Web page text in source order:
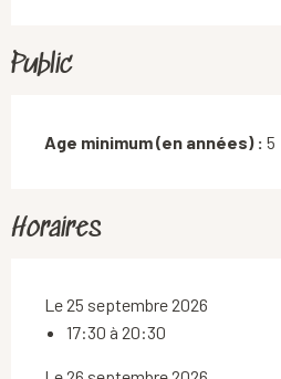
Public
Age minimum (en années) : 5
Horaires
Le 25 septembre 2026
17:30 à 20:30